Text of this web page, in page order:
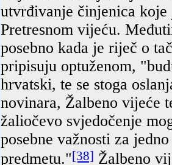
utvrđivanje činjenica koje
Pretresnom vijeću.
posebno kada je riječ o
pripisuju optuženom,
hrvatski, te se stoga
novinara, Žalbeno vijeće
žaliočevo svjedočenje
posebne važnosti za
predmetu."[38] Žalbeno